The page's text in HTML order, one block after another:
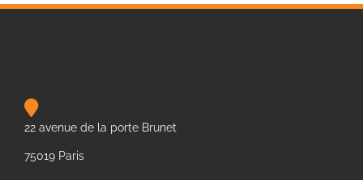
22 avenue de la porte Brunet
75019 Paris